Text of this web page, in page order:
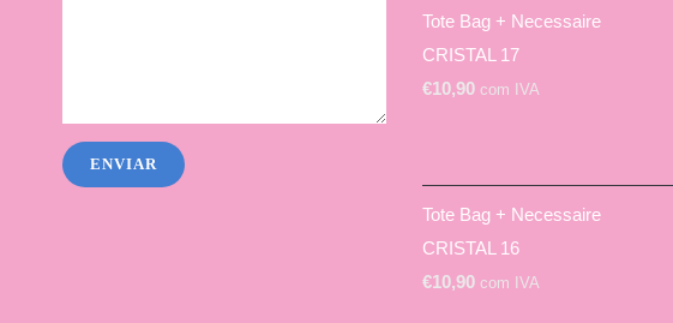
Tote Bag + Necessaire
CRISTAL 17
€10,90 com IVA
Tote Bag + Necessaire
CRISTAL 16
€10,90 com IVA